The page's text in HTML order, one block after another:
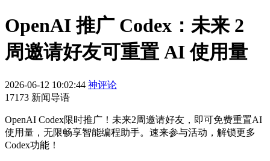
OpenAI 推广 Codex：未来 2
周邀请好友可重置 AI 使用量
2026-06-12 10:02:44 神评论
17173 新闻导语
OpenAI Codex限时推广！未来2周邀请好友，即可免费重置AI
使用量，无限畅享智能编程助手。速来参与活动，解锁更多
Codex功能！